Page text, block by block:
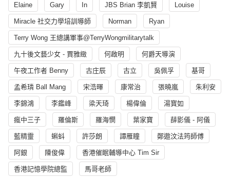
Elaine Gary In JBS Brian 李凱賢 Louise
Miracle 社交力學培訓導師 Norman Ryan
Terry Wong 王總講軍事@TerryWongmilitarytalk
九十後文藝少女 - 賈雅緻 何啟明 何爵天導演
午夜工作者 Benny 古庄辰 古立 吳佩孚 基哥
孟希璘 Ball Mang 宋浩暉 康常治 張曉嵐 朱利安
李錦鴻 李鑑峰 梁天琦 楊偉倫 湯寳如
瘋中三子 羅倫斯 羅海憫 葉家寶 薛影儀 - 阿儀
藍精靈 蝌蚪 許莎朗 譚雁瞳 鄭遨汶法筠師傅
阿銀 陳俊偉 香港催眠輔導中心 Tim Sir
香港記憶學院總監 馬哥老師